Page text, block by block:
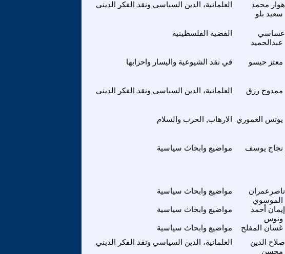
العلمانية، الدين السياسي ونقد الفكر الديني
هوار محمد
سعيد بلو
القضية الفلسطينية
عساسي
عبدالحميد
في نقد الشيوعية واليسار واحزابها معتز حيسو
العلمانية، الدين السياسي ونقد الفكر الديني ممدوح رزق
الارهاب, الحرب والسلام يونس العموري
مواضيع وابحاث سياسية نجاح يوسف
مواضيع وابحاث سياسية
ناصرعمران
الموسوي
مواضيع وابحاث سياسية
إيمان أحمد
ونوس
مواضيع وابحاث سياسية غسان المفلح
العلمانية، الدين السياسي ونقد الفكر الديني
صلاح الدين
محسن